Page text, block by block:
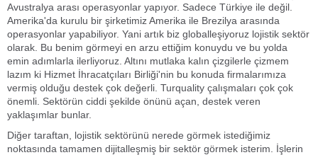
Avustralya arası operasyonlar yapıyor. Sadece Türkiye ile değil.
Amerika'da kurulu bir şirketimiz Amerika ile Brezilya arasında
operasyonlar yapabiliyor. Yani artık biz globalleşiyoruz lojistik sektör
olarak. Bu benim görmeyi en arzu ettiğim konuydu ve bu yolda
emin adımlarla ilerliyoruz. Altını mutlaka kalın çizgilerle çizmem
lazım ki Hizmet İhracatçıları Birliği'nin bu konuda firmalarımıza
vermiş olduğu destek çok değerli. Turquality çalışmaları çok çok
önemli. Sektörün ciddi şekilde önünü açan, destek veren
yaklaşımlar bunlar.
Diğer taraftan, lojistik sektörünü nerede görmek istediğimiz
noktasında tamamen dijitalleşmiş bir sektör görmek isterim. İşlerin